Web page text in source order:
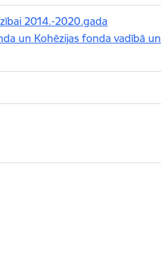
2014.-2020.gada
un Kohēzijas fonda vadībā un